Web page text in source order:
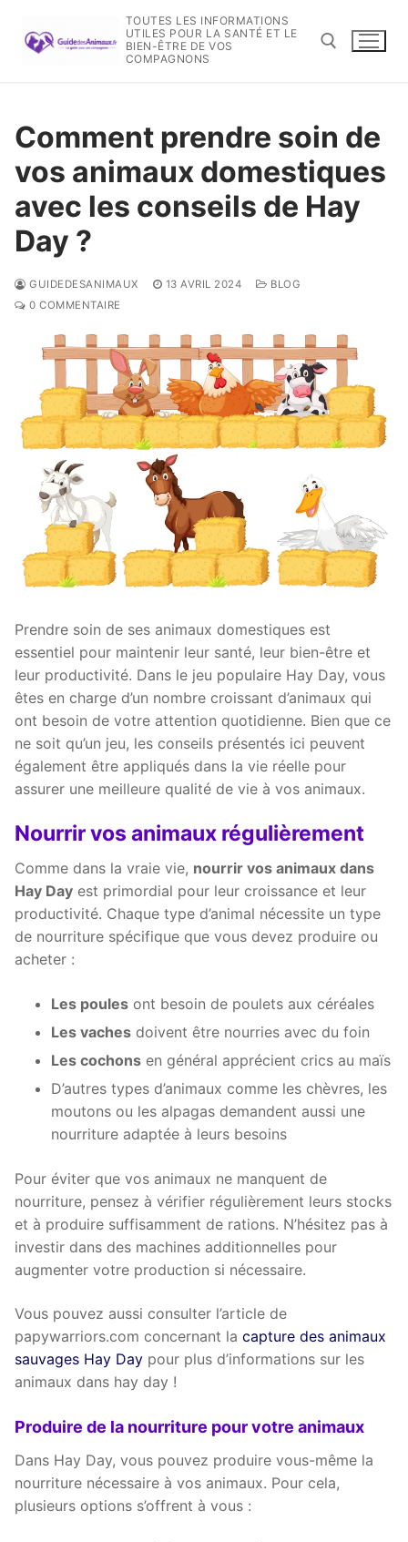
contenu
TOUTES LES INFORMATIONS
UTILES POUR LA SANTÉ ET LE
BIEN-ÊTRE DE VOS
COMPAGNONS
Comment prendre soin de
vos animaux domestiques
avec les conseils de Hay
Day ?
GUIDEDESANIMAUX 13 AVRIL 2024
BLOG
0 COMMENTAIRE
Prendre soin de ses animaux domestiques est
essentiel pour maintenir leur santé, leur bien-être et
leur productivité. Dans le jeu populaire Hay Day, vous
êtes en charge d’un nombre croissant d’animaux qui
ont besoin de votre attention quotidienne. Bien que ce
ne soit qu’un jeu, les conseils présentés ici peuvent
également être appliqués dans la vie réelle pour
assurer une meilleure qualité de vie à vos animaux.
Nourrir vos animaux régulièrement
Comme dans la vraie vie, nourrir vos animaux dans
Hay Day est primordial pour leur croissance et leur
productivité. Chaque type d’animal nécessite un type
de nourriture spécifique que vous devez produire ou
acheter :
Les poules ont besoin de poulets aux céréales
Les vaches doivent être nourries avec du foin
Les cochons en général apprécient crics au maïs
D’autres types d’animaux comme les chèvres, les
moutons ou les alpagas demandent aussi une
nourriture adaptée à leurs besoins
Pour éviter que vos animaux ne manquent de
nourriture, pensez à vérifier régulièrement leurs stocks
et à produire suffisamment de rations. N’hésitez pas à
investir dans des machines additionnelles pour
augmenter votre production si nécessaire.
Vous pouvez aussi consulter l’article de
papywarriors.com concernant la capture des animaux
sauvages Hay Day pour plus d’informations sur les
animaux dans hay day !
Produire de la nourriture pour votre animaux
Dans Hay Day, vous pouvez produire vous-même la
nourriture nécessaire à vos animaux. Pour cela,
plusieurs options s’offrent à vous :